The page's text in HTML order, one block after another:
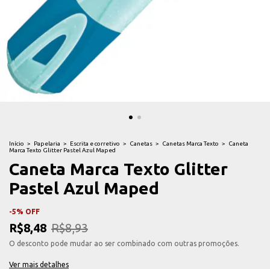
Início > Papelaria > Escrita e corretivo > Canetas > Canetas Marca Texto >
Caneta
Marca Texto Glitter Pastel Azul Maped
Caneta Marca Texto Glitter
Pastel Azul Maped
-5% OFF
R$8,48 R$8,93
O desconto pode mudar ao ser combinado com outras promoções.
Ver mais detalhes